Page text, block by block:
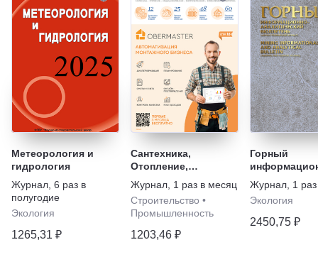
Метеорология и
гидрология
Журнал 6 раз в
полугодие
Экология
1265,31 ₽
Сантехника,
Отопление,
Кондиционирование
Журнал 1 раз в месяц
Строительство •
Промышленность
1203,46 ₽
Горный
бюллетень
технический
Mining
and
Журнал 1
Экология
2450,75 ₽